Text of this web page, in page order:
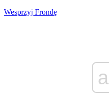
Wesprzyj Frondę